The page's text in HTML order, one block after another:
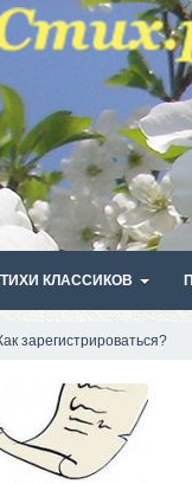
КЛАССИКОВ
зарегистрироваться?